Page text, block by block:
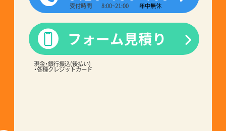
フォーム見積り
現金・銀行振込(後払い)
・各種クレジットカード